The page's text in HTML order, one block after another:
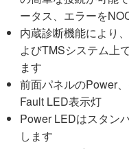
ータス、エラーを
内蔵診断機能により
よびTMSシステム上
ます
前面パネルのPower
Fault LED表示灯
Power LEDはスタン
します